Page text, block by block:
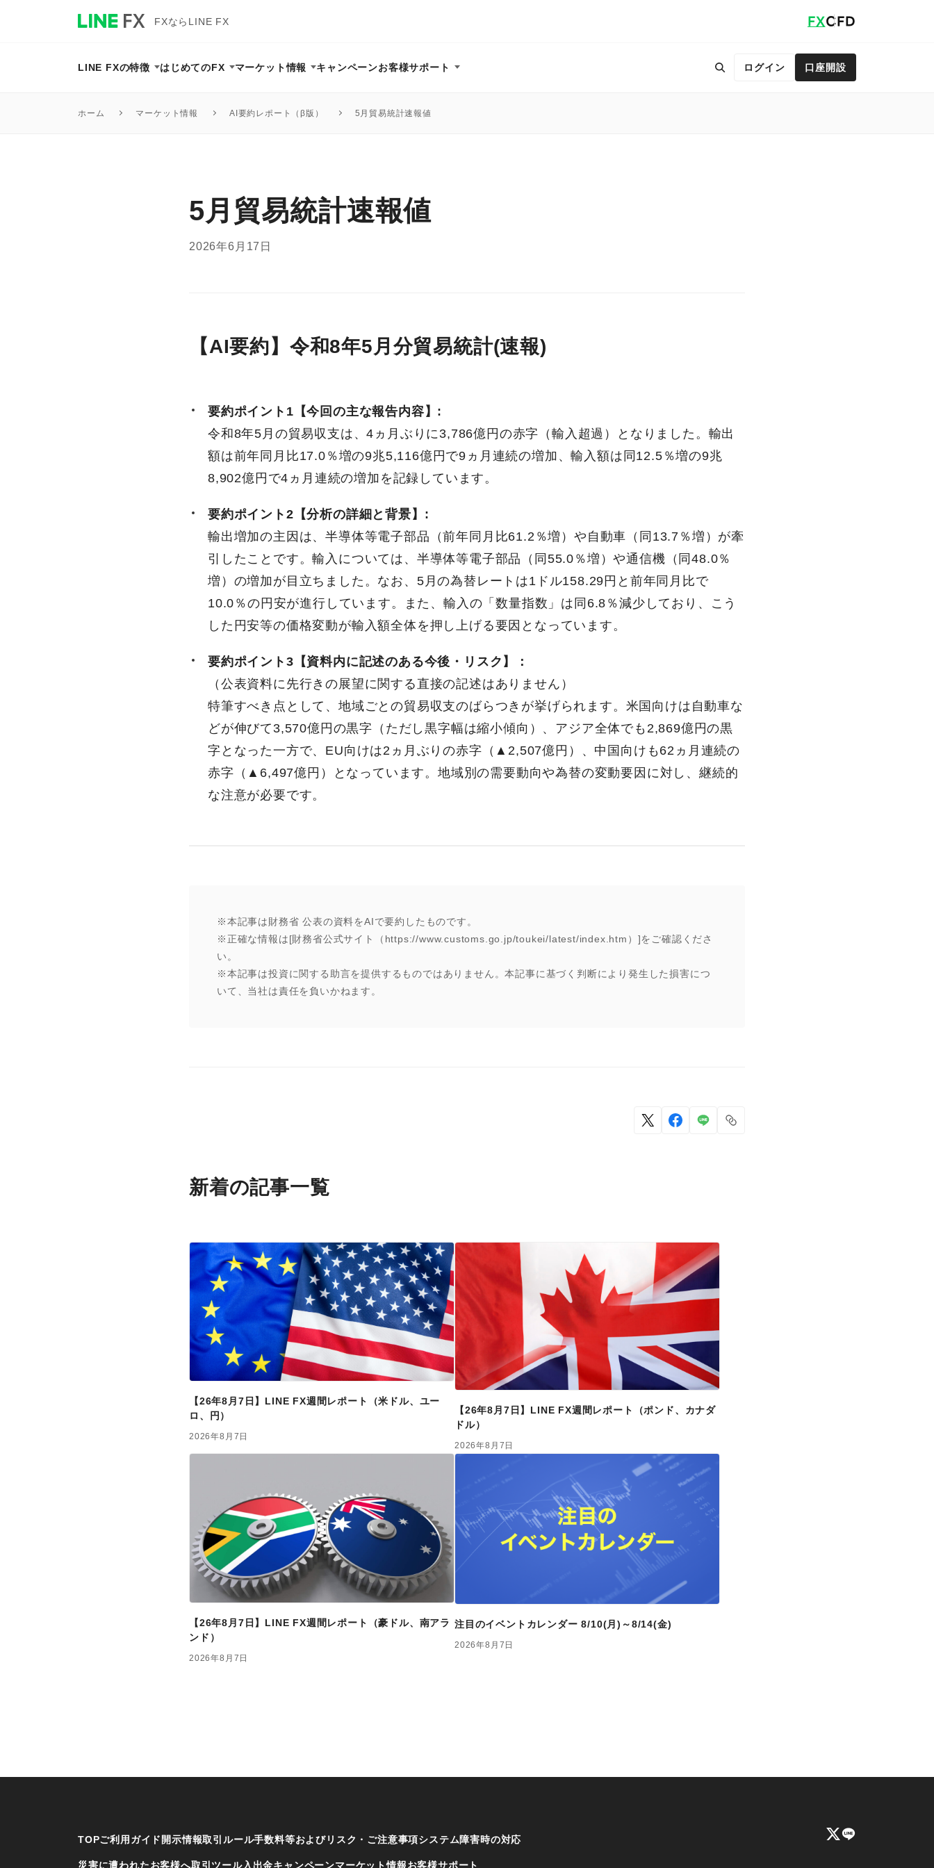
FXならLINE FX FXCFD
LINE FXの特徴 はじめてのFX マーケット情報 キャンペーンお客様サポート ログイン 口座開設
ホーム マーケット情報 AI要約レポート（β版） 5月貿易統計速報値
5月貿易統計速報値
2026年6月17日
【AI要約】令和8年5月分貿易統計(速報)
要約ポイント1【今回の主な報告内容】:
令和8年5月の貿易収支は、4ヵ月ぶりに3,786億円の赤字（輸入超過）となりました。輸出
額は前年同月比17.0％増の9兆5,116億円で9ヵ月連続の増加、輸入額は同12.5％増の9兆
8,902億円で4ヵ月連続の増加を記録しています。
要約ポイント2【分析の詳細と背景】:
輸出増加の主因は、半導体等電子部品（前年同月比61.2％増）や自動車（同13.7％増）が牽
引したことです。輸入については、半導体等電子部品（同55.0％増）や通信機（同48.0％
増）の増加が目立ちました。なお、5月の為替レートは1ドル158.29円と前年同月比で
10.0％の円安が進行しています。また、輸入の「数量指数」は同6.8％減少しており、こう
した円安等の価格変動が輸入額全体を押し上げる要因となっています。
要約ポイント3【資料内に記述のある今後・リスク】：
（公表資料に先行きの展望に関する直接の記述はありません）
特筆すべき点として、地域ごとの貿易収支のばらつきが挙げられます。米国向けは自動車な
どが伸びて3,570億円の黒字（ただし黒字幅は縮小傾向）、アジア全体でも2,869億円の黒
字となった一方で、EU向けは2ヵ月ぶりの赤字（▲2,507億円）、中国向けも62ヵ月連続の
赤字（▲6,497億円）となっています。地域別の需要動向や為替の変動要因に対し、継続的
な注意が必要です。
※本記事は財務省 公表の資料をAIで要約したものです。
※正確な情報は[財務省公式サイト（https://www.customs.go.jp/toukei/latest/index.htm）]をご確認くださ
い。
※本記事は投資に関する助言を提供するものではありません。本記事に基づく判断により発生した損害につ
いて、当社は責任を負いかねます。
新着の記事一覧
【26年8月7日】LINE FX週間レポート（米ドル、ユー
ロ、円）
2026年8月7日
【26年8月7日】LINE FX週間レポート（ポンド、カナダ
ドル）
2026年8月7日
【26年8月7日】LINE FX週間レポート（豪ドル、南アラ
ンド）
2026年8月7日
注目のイベントカレンダー 8/10(月)～8/14(金)
2026年8月7日
TOPご利用ガイド 開示情報取引ルール手数料等およびリスク・ご注意事項システム障害時の対応
災害に遭われたお客様へ取引ツール入出金キャンペーンマーケット情報お客様サポート